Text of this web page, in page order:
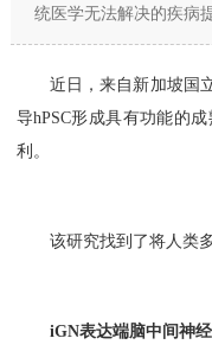
统医学无法解决的疾病
近日，来自新加坡国
导hPSC形成具有功能的
利。
该研究找到了将人类
iGN表达端脑中间神